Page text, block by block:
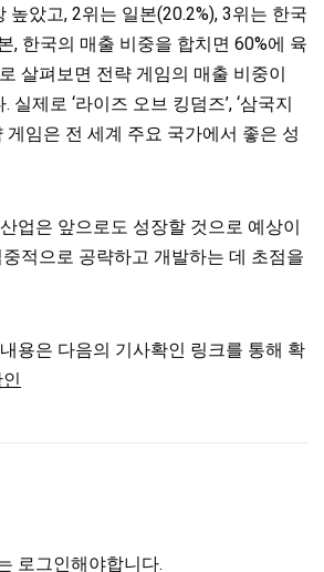
높았고, 2위는 일본(20.2%), 3위는 한국
, 한국의 매출 비중을 합치면 60%에 육
살펴보면 전략 게임의 매출 비중이
실제로 ‘라이즈 오브 킹덤즈’, ‘삼국지
게임은 전 세계 주요 국가에서 좋은 성
업은 앞으로도 성장할 것으로 예상이
적으로 공략하고 개발하는 데 초점을
용은 다음의 기사확인 링크를 통해 확
로그인해야합니다.